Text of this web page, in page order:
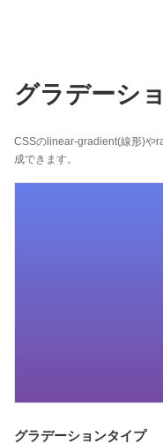
グラデーシ
CSSのlinear-gradient(線形)や
成できます。
グラデーションタイプ